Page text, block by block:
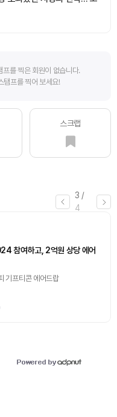
프를 찍은 회원이 없습니다.
탬프를 찍어 보세요!
스크랩
3 /
4
참여하고, 2억원 상당 에어
기프티콘 에어드랍